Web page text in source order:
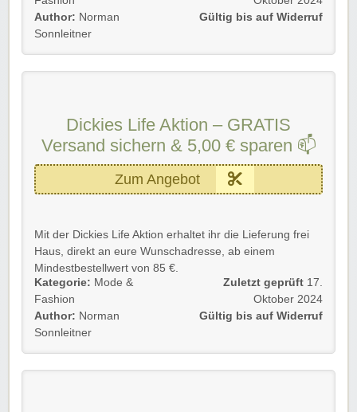
Einfach unserem Link folgen und profitieren.
Rabatt-Coupon 🐼 wünscht euch viel Spaß beim
Shoppen, Stöbern & Sparen!
Author: Norman
Sonnleitner
Gültig bis auf Widerruf
Dickies Life Aktion – GRATIS
Versand sichern & 5,00 € sparen 📫
Zum Angebot
Mit der Dickies Life Aktion erhaltet ihr die Lieferung frei
Haus, direkt an eure Wunschadresse, ab einem
Mindestbestellwert von 85 €.
(Kostenlos für VIP-kunden/Kostenlos für Bestellungen
über 85 €) Ihr spart euch damit satte 5,00 € auf eure
gesamte Bestellung.
Kategorie: Mode &
Fashion
Author: Norman
Sonnleitner
Zuletzt geprüft 17.
Oktober 2024
Gültig bis auf Widerruf